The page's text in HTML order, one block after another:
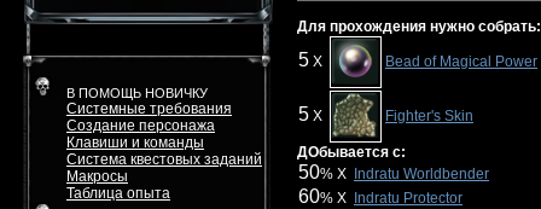
В ПОМОЩЬ НОВИЧКУ
Системные требования
Создание персонажа
Клавиши и команды
Система квестовых заданий
Макросы
Таблица опыта
Для прохождения нужно собрать:
5 X Bead of Magical Power
5 X Fighter's Skin
ДОбывается с:
50% X Indratu Worldbender
60% X Indratu Protector